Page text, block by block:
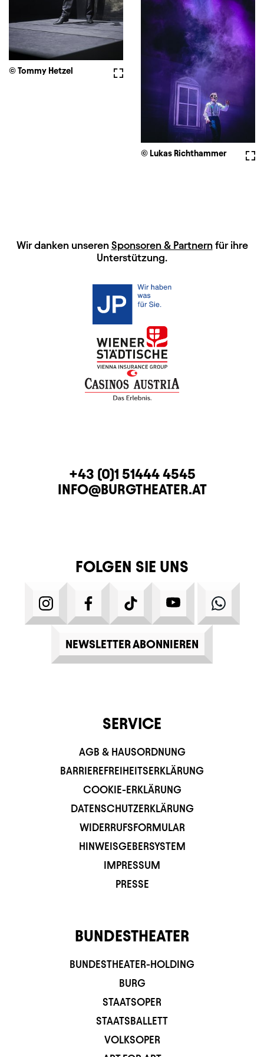
Vollbild
© Tommy Hetzel
© Lukas Richthammer
HAUPTSPONSOREN
Wir danken unseren Sponsoren & Partnernfür ihre
Unterstützung.
KONTAKTTELEFON
+43 (0)1 51444 4545
E-MAIL
INFO@BURGTHEATER.AT
FOLGEN SIE UNS
INSTAGRAMFACEBOOKTIKTOK YOUTUBE
NEWSLETTER ABONNIEREN
SERVICE
AGB & HAUSORDNUNG
BARRIEREFREIHEITSERKLÄRUNG
COOKIE-ERKLÄRUNG
DATENSCHUTZERKLÄRUNG
WIDERRUFSFORMULAR
HINWEISGEBERSYSTEM
IMPRESSUM
PRESSE
BUNDESTHEATER
BUNDESTHEATER-HOLDING
BURG
STAATSOPER
STAATSBALLETT
VOLKSOPER